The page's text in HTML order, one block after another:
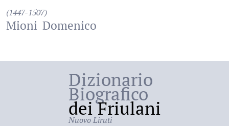
(1447-1507)
Mioni Domenico
Dizionario
Biografico
dei Friulani
Nuovo Liruti